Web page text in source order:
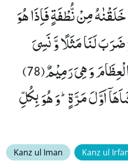
خَلَقْنٰهُ مِنْ نُّطْفَةٍ فَاِذَا هُوَ
مُّبِیْنٌ(77) وَ ضَرَبَ لَنَا مَثَلًا وَّ نَسِیَ
خَلْقَهٗؕ-قَالَ مَنْ یُّحْیِ الْعِظَامَ وَ هِیَ رَمِیْمٌ(78)
اَوَّلَ مَرَّةٍؕ-وَ هُوَ بِكُلِّ
Kanz ul Iman Kanz ul